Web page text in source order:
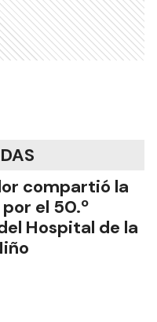
compartió la
el 50.º
Hospital de la